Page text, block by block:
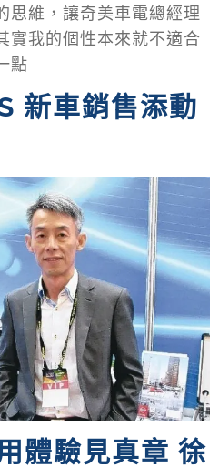
思維，讓奇美車電總經理
實我的個性本來就不適合
點
新車銷售添動
體驗見真章 徐